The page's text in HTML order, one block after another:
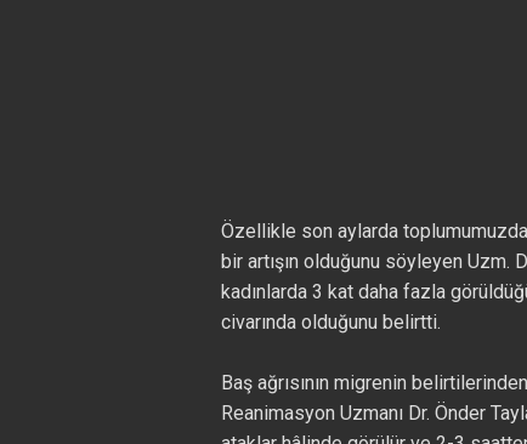
Özellikle son aylarda
bir artışın olduğunu söyleyen Uzm.
kadınlarda 3 kat daha fazla
civarında olduğunu belirtti.
Baş ağrısının migrenin
Reanimasyon Uzmanı Dr. Önder